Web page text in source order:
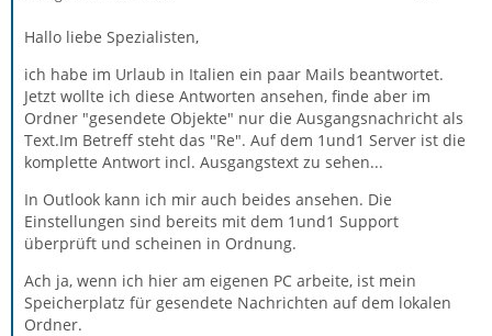
Hallo liebe Spezialisten,
ich habe im Urlaub in Italien ein paar Mails beantwortet.
Jetzt wollte ich diese Antworten ansehen, finde aber im
Ordner "gesendete Objekte" nur die Ausgangsnachricht als
Text.Im Betreff steht das "Re". Auf dem 1und1 Server ist die
komplette Antwort incl. Ausgangstext zu sehen...
In Outlook kann ich mir auch beides ansehen. Die
Einstellungen sind bereits mit dem 1und1 Support
überprüft und scheinen in Ordnung.
Ach ja, wenn ich hier am eigenen PC arbeite, ist mein
Speicherplatz für gesendete Nachrichten auf dem lokalen
Ordner.